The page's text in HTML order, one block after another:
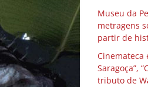
Museu da
metragens
partir de
Cinemateca
Saragoça”,
tributo de